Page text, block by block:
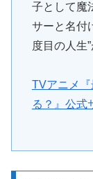
子として魔
サーと名付
度目の人生
TVアニメ
る？』公式